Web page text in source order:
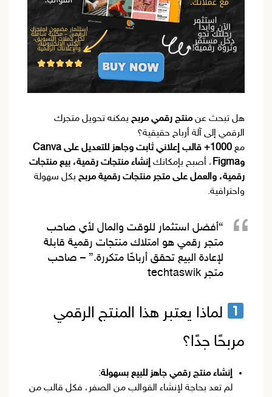
هل تبحث عن منتج رقمي مربح يمكنه تحويل متجرك
الرقمي إلى آلة أرباح حقيقية؟
مع
1000+ قالب إعلاني ثابت وجاهز للتعديل على Canva
وFigma
، أصبح بإمكانك إنشاء منتجات رقمية، بيع منتجات
رقمية، والعمل على متجر منتجات رقمية مربح بكل سهولة
واحترافية.
“أفضل استثمار للوقت والمال لأي صاحب
متجر رقمي هو امتلاك منتجات رقمية قابلة
لإعادة البيع تحقق أرباحًا متكررة.” – صاحب
متجر techtaswik
لماذا يعتبر هذا المنتج الرقمي
مربحًا جدًا؟
إنشاء منتج رقمي جاهز للبيع بسهولة:
لم تعد بحاجة لإنشاء القوالب من الصفر، فكل قالب من